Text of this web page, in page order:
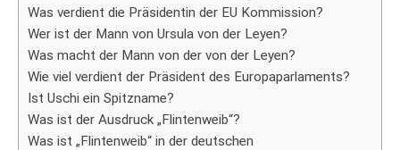
Was verdient die Präsidentin der EU Kommission?
Wer ist der Mann von Ursula von der Leyen?
Was macht der Mann von der von der Leyen?
Wie viel verdient der Präsident des Europaparlaments?
Ist Uschi ein Spitzname?
Was ist der Ausdruck „Flintenweib“?
Was ist „Flintenweib“ in der deutschen